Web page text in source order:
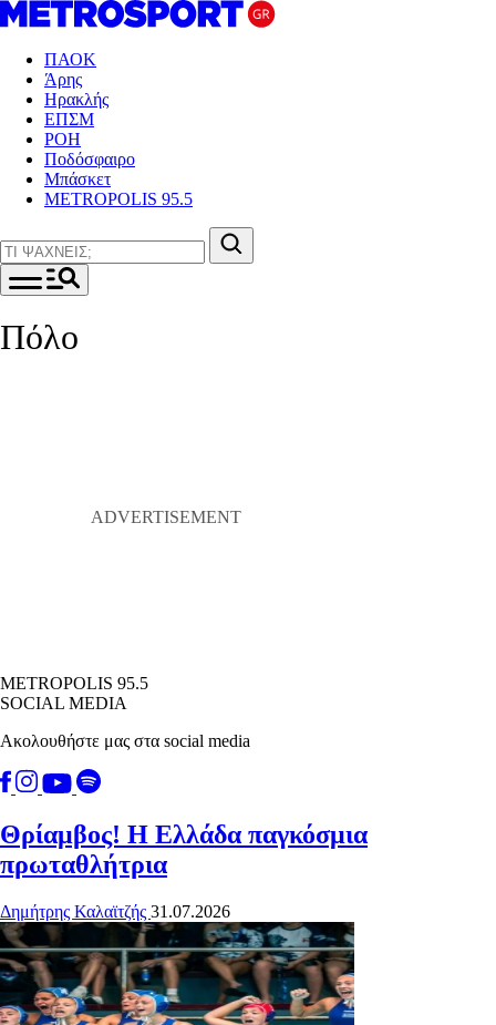
ΠΑΟΚ
Άρης
Ηρακλής
ΕΠΣΜ
ΡΟΗ
Ποδόσφαιρο
Μπάσκετ
METROPOLIS 95.5
Πόλο
METROPOLIS 95.5
SOCIAL MEDIA
Ακολουθήστε μας στα social media
Θρίαμβος! Η Ελλάδα παγκόσμια
πρωταθλήτρια
Δημήτρης Καλαϊτζής 31.07.2026